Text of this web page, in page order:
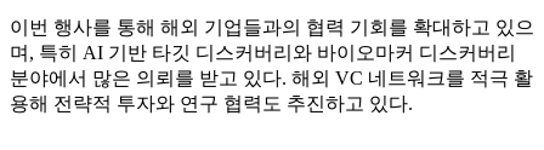
이번 행사를 통해 해외 기업들과의 협력 기회를 확대하고 있으
며, 특히 AI 기반 타깃 디스커버리와 바이오마커 디스커버리
분야에서 많은 의뢰를 받고 있다. 해외 VC 네트워크를 적극 활
용해 전략적 투자와 연구 협력도 추진하고 있다.